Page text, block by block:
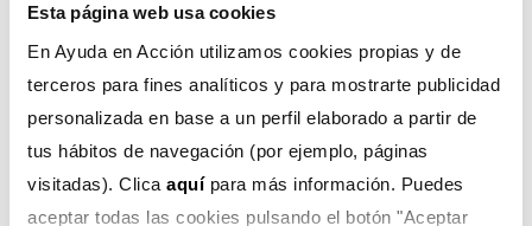
Esta página web usa cookies
En Ayuda en Acción utilizamos cookies propias y de
terceros para fines analíticos y para mostrarte publicidad
personalizada en base a un perfil elaborado a partir de
tus hábitos de navegación (por ejemplo, páginas
visitadas). Clica aquí para más información. Puedes
aceptar todas las cookies pulsando el botón "Aceptar
Somos miembros de: